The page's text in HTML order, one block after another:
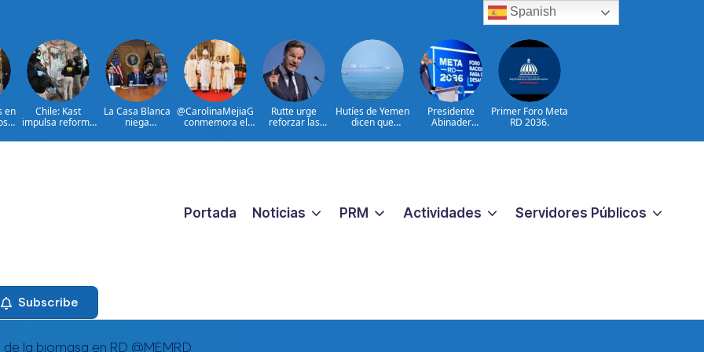
en
Chile: Kast
impulsa reforma
crimen
La Casa Blanca
niega
entre Trump y
@CarolinaMejiaG
conmemora el
de Santo
Rutte urge
reforzar las
ucranianas
Hutíes de Yemen
dicen que
petroleros
Presidente
Abinader
primer Foro Meta
Primer Foro Meta
RD 2036.
Portada Noticias PRM Actividades Servidores Públicos
Subscribe
Spanish